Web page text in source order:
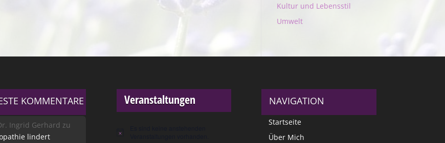
Kultur und Lebensstil
Umwelt
KOMMENTARE
Ingrid Gerhard zu
lindert
Veranstaltungen
Hinweis
NAVIGATION
Startseite
Über Mich